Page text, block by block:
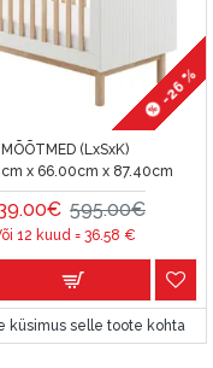
-26 %
MÕÕTMED (LxSxK)
x 66.00cm x 87.40cm
595.00€
12 kuud =36.58 €
küsimus selle toote kohta